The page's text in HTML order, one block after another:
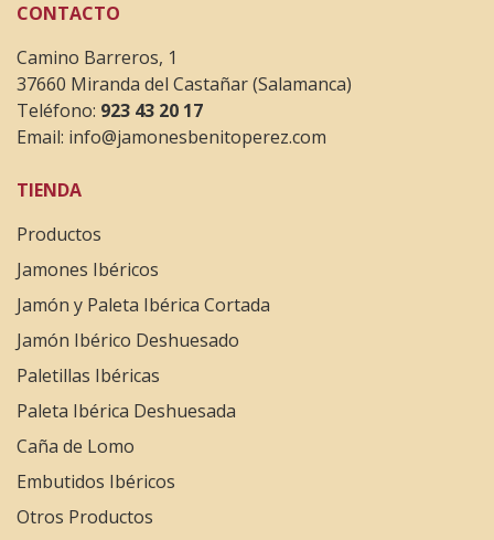
CONTACTO
Camino Barreros, 1
37660 Miranda del Castañar (Salamanca)
Teléfono: 923 43 20 17
Email: info@jamonesbenitoperez.com
TIENDA
Productos
Jamones Ibéricos
Jamón y Paleta Ibérica Cortada
Jamón Ibérico Deshuesado
Paletillas Ibéricas
Paleta Ibérica Deshuesada
Caña de Lomo
Embutidos Ibéricos
Otros Productos